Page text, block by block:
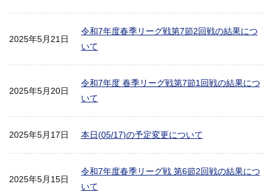
2025年5月21日
令和7年度春季リーグ戦第7節2回戦の結果につ
いて
2025年5月20日
令和7年度 春季リーグ戦第7節1回戦の結果につ
いて
2025年5月17日 本日(05/17)の予定変更について
2025年5月15日
令和7年度春季リーグ戦 第6節2回戦の結果につ
いて